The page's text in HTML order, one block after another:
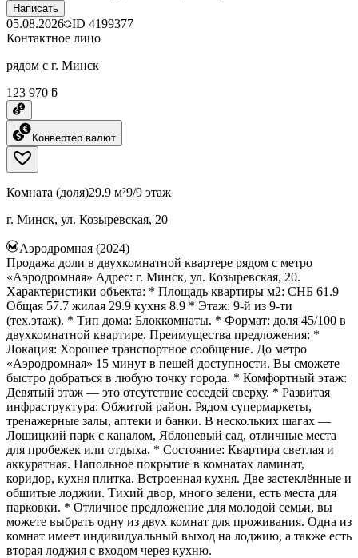
Написать
05.08.2026 ID 4199377
Контактное лицо
рядом с г. Минск
123 970 ƃ
Конвертер валют
Комната (доля)29.9 м²9/9 этаж
г. Минск, ул. Козыревская, 20
Аэродромная (2024)
Продажа доли в двухкомнатной квартере рядом с метро
«Аэродромная» Адрес: г. Минск, ул. Козыревская, 20.
Характеристики объекта: * Площадь квартиры м2: СНБ 61.9
Общая 57.7 жилая 29.9 кухня 8.9 * Этаж: 9-й из 9-ти
(тех.этаж). * Тип дома: Блоккомнаты. * Формат: доля 45/100 в
двухкомнатной квартире. Преимущества предложения: *
Локация: Хорошее транспортное сообщение. До метро
«Аэродромная» 15 минут в пешей доступности. Вы сможете
быстро добраться в любую точку города. * Комфортный этаж:
Девятый этаж — это отсутствие соседей сверху. * Развитая
инфраструктура: Обжитой район. Рядом супермаркеты,
тренажерные залы, аптеки и банки. В нескольких шагах —
Лошицкий парк с каналом, Яблоневый сад, отличные места
для пробежек или отдыха. * Состояние: Квартира светлая и
аккуратная. Напольное покрытие в комнатах ламинат,
коридор, кухня плитка. Встроенная кухня. Две застеклённые и
обшитые лоджии. Тихий двор, много зелени, есть места для
парковки. * Отличное предложение для молодой семьи, вы
можете выбрать одну из двух комнат для проживания. Одна из
комнат имеет индивидуальный выход на лоджию, а также есть
вторая лоджия с входом через кухню.